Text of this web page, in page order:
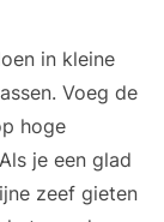
in kleine
Voeg de
hoge
je een glad
zeef gieten